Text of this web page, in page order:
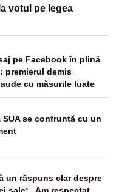
votul pe legea
pe Facebook în plină
premierul demis
cu măsurile luate
SUA se confruntă cu un
un răspuns clar despre